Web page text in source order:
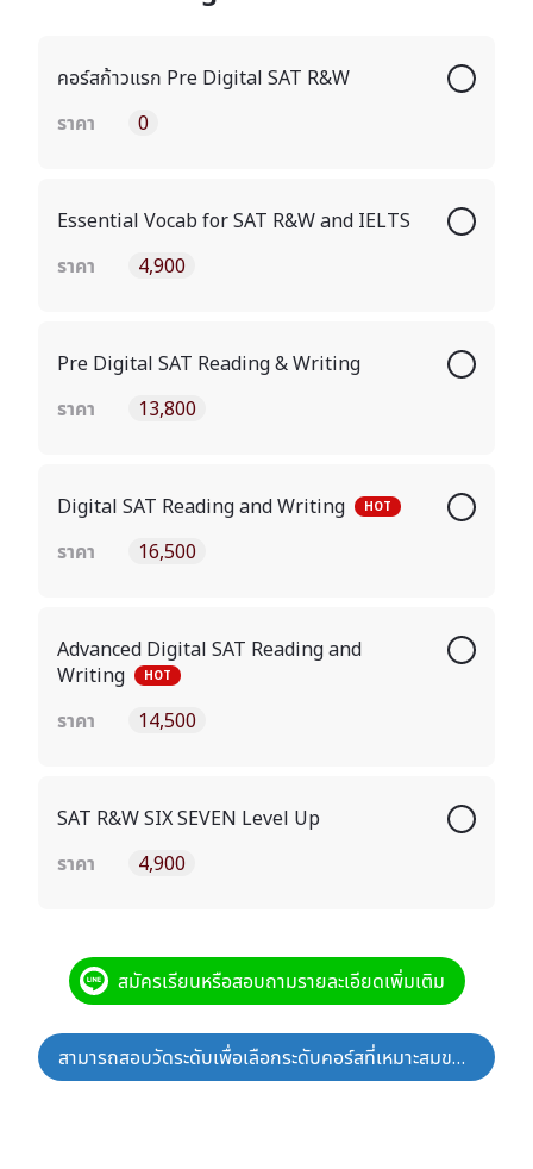
คอร์สก้าวแรก Pre Digital SAT R&W
ราคา
0
Essential Vocab for SAT R&W and IELTS
ราคา
4,900
Pre Digital SAT Reading & Writing
ราคา
13,800
Digital SAT Reading and Writing HOT
ราคา 16,500
Advanced Digital SAT Reading and
Writing
HOT
ราคา 14,500
SAT R&W SIX SEVEN Level Up
ราคา
4,900
สมัครเรียนหรือสอบถามรายละเอียดเพิ่มเติม
สามารถสอบวัดระดับเพื่อเลือกระดับคอร์สที่เหมาะสมของตนเองได้ที่นี่